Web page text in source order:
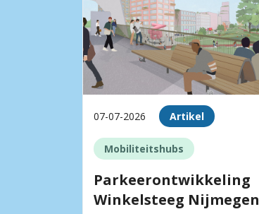
07-07-2026 Artikel
Mobiliteitshubs
Parkeerontwikkeling
Winkelsteeg Nijmegen